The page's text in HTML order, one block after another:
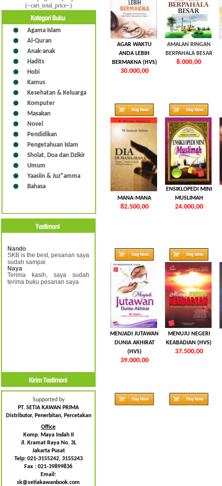
AGAR WAKTU
ANDA LEBIH
BERMAKNA (HVS)
30.000,00
AMALAN RINGAN
BERPAHALA BESAR
8.000,00
DIA DI
MANA-MANA
82.500,00
ENSIKLOPEDI MINI
MUSLIMAH
24.000,00
MENJADI JUTAWAN
DUNIA AKHIRAT
(HVS)
39.000,00
MENUJU NEGERI
KEABADIAN (HVS)
37.500,00
(~cart_total_price~)
Agama Islam
Al-Quran
Anak-anak
Hadits
Hobi
Kamus
Kesehatan & Keluarga
Komputer
Masakan
Novel
Pendidikan
Pengetahuan Islam
Sholat, Doa dan Dzikir
Umum
Yaasiin & Juz"amma
Bahasa
Supported by
PT. SETIA KAWAN PRIMA
Distributor, Penerbitan, Percetakan
Office
Komp. Maya Indah II
Jl. Kramat Raya No. 3L
Jakarta Pusat
Telp: 021-3155242, 3155243
Fax : 021-39899836
Email:
sk@setiakawanbook.com
Nando
SKB is the best, pesanan saya
sudah sampai
Naya
Terima kasih, saya sudah
terima buku pesanan saya